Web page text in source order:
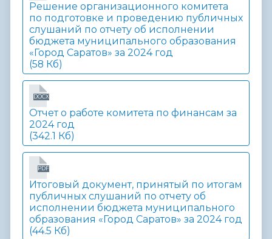
Решение организационного комитета
по подготовке и проведению публичных
слушаний по отчету об исполнении
бюджета муниципального образования
«Город Саратов» за 2024 год
(58 Кб)
DOCX
Отчет о работе комитета по финансам за
2024 год
(342.1 Кб)
PDF
Итоговый документ, принятый по итогам
публичных слушаний по отчету об
исполнении бюджета муниципального
образования «Город Саратов» за 2024 год
(44.5 Кб)